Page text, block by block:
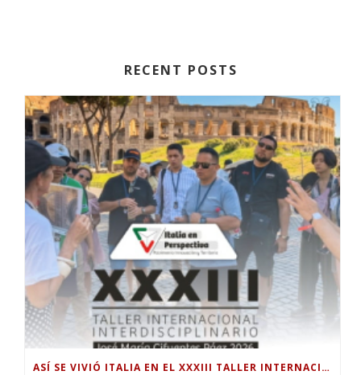
RECENT POSTS
ASÍ SE VIVIÓ ITALIA EN EL XXXIII TALLER INTERNACIONAL INTERDISCIPLINAR